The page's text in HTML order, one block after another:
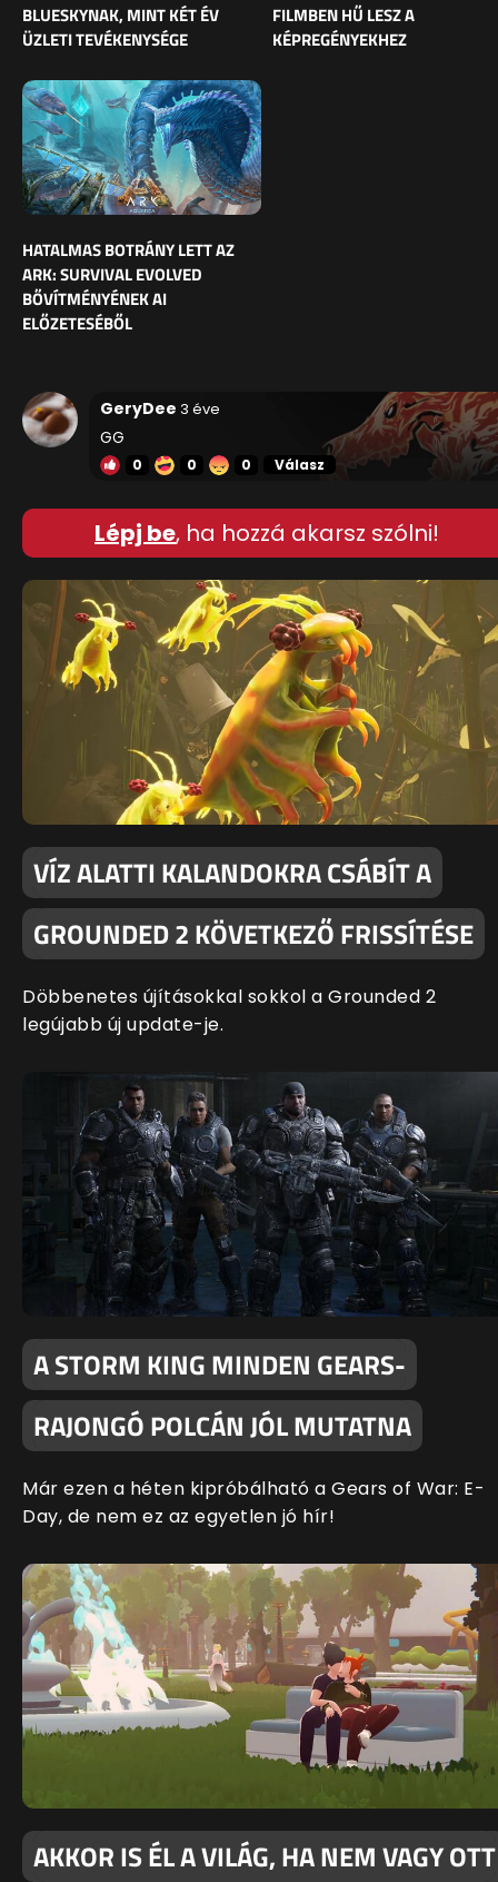
BLUESKYNAK, MINT KÉT ÉV
ÜZLETI TEVÉKENYSÉGE
FILMBEN HŰ LESZ A
KÉPREGÉNYEKHEZ
HATALMAS BOTRÁNY LETT AZ
ARK: SURVIVAL EVOLVED
BŐVÍTMÉNYÉNEK AI
ELŐZETESÉBŐL
GeryDee 3 éve
GG
0 0 0 Válasz
Lépj be, ha hozzá akarsz szólni!
VÍZ ALATTI KALANDOKRA CSÁBÍT A
GROUNDED 2 KÖVETKEZŐ FRISSÍTÉSE
Döbbenetes újításokkal sokkol a Grounded 2
legújabb új update-je.
A STORM KING MINDEN GEARS-
RAJONGÓ POLCÁN JÓL MUTATNA
Már ezen a héten kipróbálható a Gears of War: E-
Day, de nem ez az egyetlen jó hír!
AKKOR IS ÉL A VILÁG, HA NEM VAGY OTT